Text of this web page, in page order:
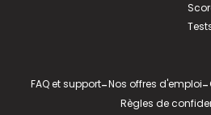
FAQ et support-Nos offres d'emploi-
Règles de